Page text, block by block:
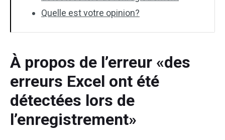
Quelle est votre opinion?
À propos de l’erreur «des
erreurs Excel ont été
détectées lors de
l’enregistrement»